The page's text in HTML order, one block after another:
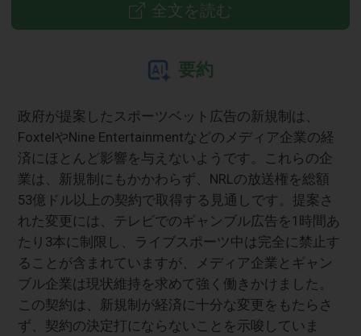
全文を読む
要約
政府が提案したスポーツベット広告の新規制は、
FoxtelやNine Entertainmentなどのメディア企業の経
済にほとんど影響を与えないようです。これらの企
業は、新規制にもかかわらず、NRLの放送権を総額
53億ドル以上の契約で取得する見通しです。提案さ
れた変更には、テレビでのギャンブル広告を1時間あ
たり3本に制限し、ライブスポーツ中は完全に禁止す
ることが含まれていますが、メディア企業とギャン
ブル企業は現状維持を求めて強く働きかけました。
この契約は、新規制が経済に十分な変更をもたらさ
ず、契約の決定打にならないことを示唆していま